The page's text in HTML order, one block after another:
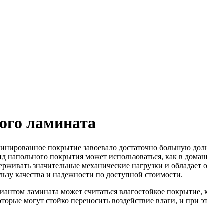
ламината
покрытие завоевало достаточно большую
напольного покрытия может использоваться, как в
значительные механические нагрузки и
качества и надежности по доступной стоимости.
ламината может считаться влагостойкое
могут стойко переносить воздействие влаги, и при